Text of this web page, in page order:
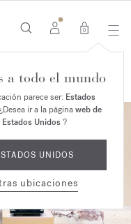
0
a todo el mundo
parece ser: Estados
ir a la páginaweb de
Estados Unidos?
UNIDOS
ubicaciones